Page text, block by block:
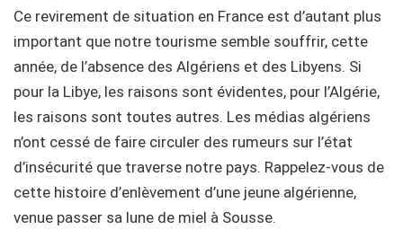
Ce revirement de situation en France est d’autant plus
important que notre tourisme semble souffrir, cette
année, de l’absence des Algériens et des Libyens. Si
pour la Libye, les raisons sont évidentes, pour l’Algérie,
les raisons sont toutes autres. Les médias algériens
n’ont cessé de faire circuler des rumeurs sur l’état
d’insécurité que traverse notre pays. Rappelez-vous de
cette histoire d’enlèvement d’une jeune algérienne,
venue passer sa lune de miel à Sousse.